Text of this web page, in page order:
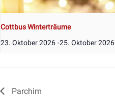
Cottbus Winterträume
23. Oktober 2026 -25. Oktober 2026
Parchim